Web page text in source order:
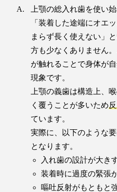
上顎の総入れ歯を使い
「装着した途端にオエ
まらず長く使えない」
方も少なくありません
が触れることで身体が
現象です。
上顎の義歯は構造上、
く覆うことが多いため
ています。
実際に、以下のような
となります。
入れ歯の設計が大き
装着時に過度の緊張
嘔吐反射がもともと